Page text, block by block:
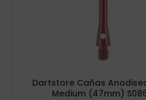
Dartstore Cañas
Medium (47mm)